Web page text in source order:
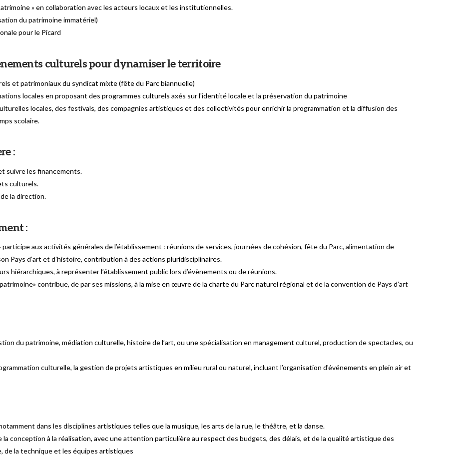
» en collaboration avec les acteurs locaux et les institutionnelles.
du patrimoine immatériel)
pour le Picard
culturels pour dynamiser le territoire
et patrimoniaux du syndicat mixte (fête du Parc biannuelle)
locales en proposant des programmes culturels axés sur l'identité locale et la préservation du patrimoine
locales, des festivals, des compagnies artistiques et des collectivités pour enrichir la programmation et la diffusion des
scolaire.
:
suivre les financements.
culturels.
la direction.
:
aux activités générales de l’établissement : réunions de services, journées de cohésion, fête du Parc, alimentation de
Pays d’art et d’histoire, contribution à des actions pluridisciplinaires.
hiérarchiques, à représenter l’établissement public lors d’évènements ou de réunions.
contribue, de par ses missions, à la mise en œuvre de la charte du Parc naturel régional et de la convention de Pays d’art
du patrimoine, médiation culturelle, histoire de l’art, ou une spécialisation en management culturel, production de spectacles, ou
culturelle, la gestion de projets artistiques en milieu rural ou naturel, incluant l’organisation d'événements en plein air et
dans les disciplines artistiques telles que la musique, les arts de la rue, le théâtre, et la danse.
conception à la réalisation, avec une attention particulière au respect des budgets, des délais, et de la qualité artistique des
de la technique et les équipes artistiques